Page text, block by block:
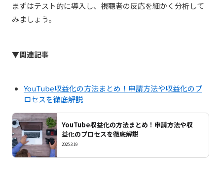
まずはテスト的に導入し、視聴者の反応を細かく分析して
みましょう。
▼関連記事
YouTube収益化の方法まとめ！申請方法や収益化のプ
ロセスを徹底解説
YouTube収益化の方法まとめ！申請方法や収
益化のプロセスを徹底解説
2025.3.19